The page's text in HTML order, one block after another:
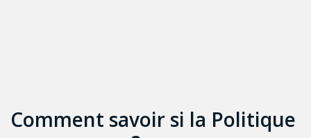
Comment savoir si la Politique